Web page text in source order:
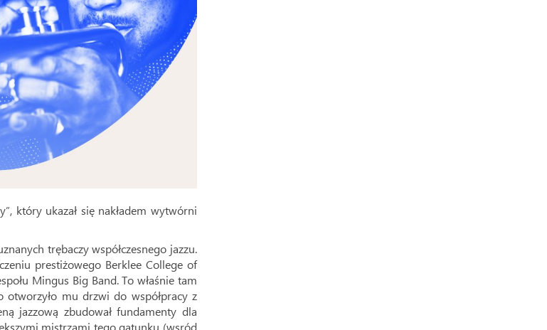
który ukazał się nakładem wytwórni
trębaczy współczesnego jazzu.
prestiżowego Berklee College of
Mingus Big Band. To właśnie tam
otworzyło mu drzwi do współpracy z
jazzową zbudował fundamenty dla
mistrzami tego gatunku (wsród